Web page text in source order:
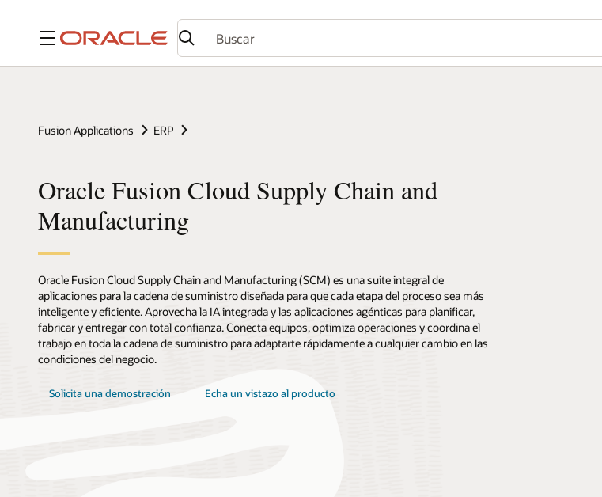
Menú
Fusion Applications ERP
Oracle Fusion Cloud Supply Chain and
Manufacturing
Oracle Fusion Cloud Supply Chain and Manufacturing (SCM) es una suite integral de
aplicaciones para la cadena de suministro diseñada para que cada etapa del proceso sea más
inteligente y eficiente. Aprovecha la IA integrada y las aplicaciones agénticas para planificar,
fabricar y entregar con total confianza. Conecta equipos, optimiza operaciones y coordina el
trabajo en toda la cadena de suministro para adaptarte rápidamente a cualquier cambio en las
condiciones del negocio.
Solicita una demostración Echa un vistazo al producto